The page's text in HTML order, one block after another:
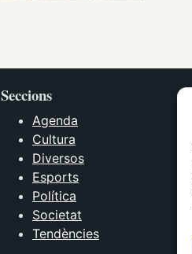
Seccions
Agenda
Cultura
Diversos
Esports
Política
Societat
Tendències